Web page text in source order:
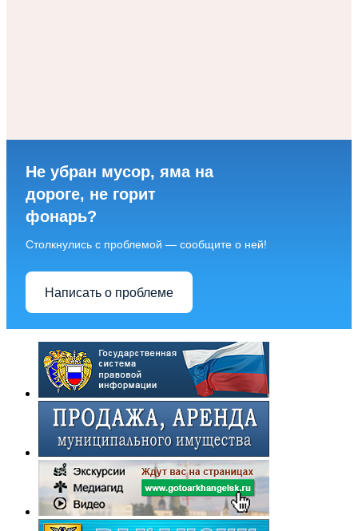
Не убран мусор, яма на
дороге, не горит
фонарь?
Столкнулись с проблемой — сообщите о ней!
Написать о проблеме